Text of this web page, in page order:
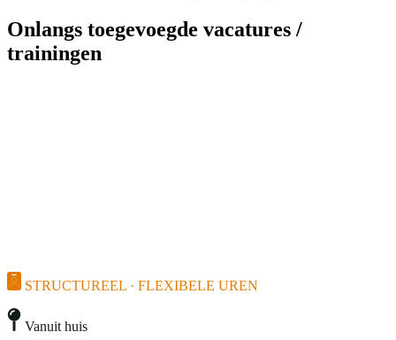
Onlangs toegevoegde vacatures /
trainingen
STRUCTUREEL · FLEXIBELE UREN
Vanuit huis